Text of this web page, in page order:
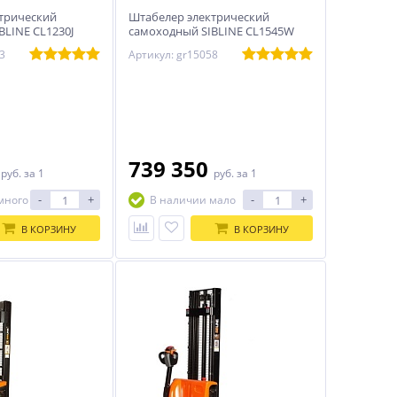
CL1230J
руб. за 1
- +
В КОРЗИНУ
Штабелер электрический
самоходный SIBLINE CL1545W
1,5т-4,5м с платформой
Артикул: gr15058
739 350 руб. за 1
В наличии мало
- +
В КОРЗИНУ